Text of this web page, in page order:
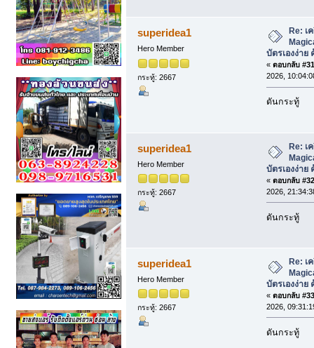
superidea1
Hero Member
กระทู้: 2667
Re: เ
บัตรเองง่าย
« ตอบกลับ
2026,
ดันกระทู้
superidea1
Hero Member
กระทู้: 2667
Re: เ
บัตรเองง่าย
« ตอบกลับ
2026,
ดันกระทู้
superidea1
Hero Member
กระทู้: 2667
Re: เ
บัตรเองง่าย
« ตอบกลับ
2026,
ดันกระทู้